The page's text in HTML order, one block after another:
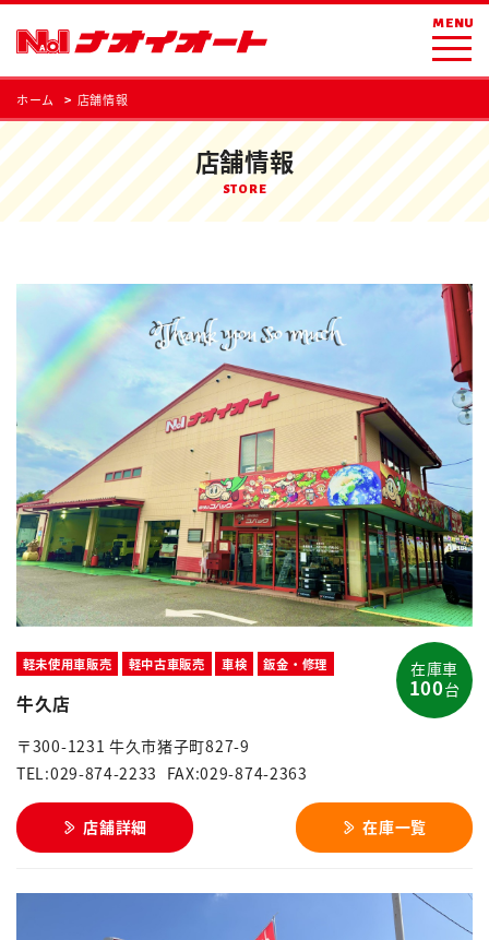
MENU
ホーム 店舗情報
店舗情報
STORE
軽未使用車販売 軽中古車販売 車検 鈑金・修理
牛久店
〒300-1231 牛久市猪子町827-9
TEL:029-874-2233 FAX:029-874-2363
店舗詳細 在庫一覧
在庫車
100台